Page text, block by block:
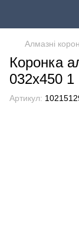
Алмазні
Коронка
032x450
Артикул: